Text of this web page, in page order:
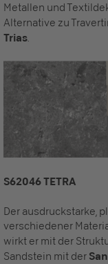
Metallen und
Alternative zu
Trias.
S62046 TETRA
Der ausdruckstarke,
verschiedener
wirkt er mit der
Sandstein mit der